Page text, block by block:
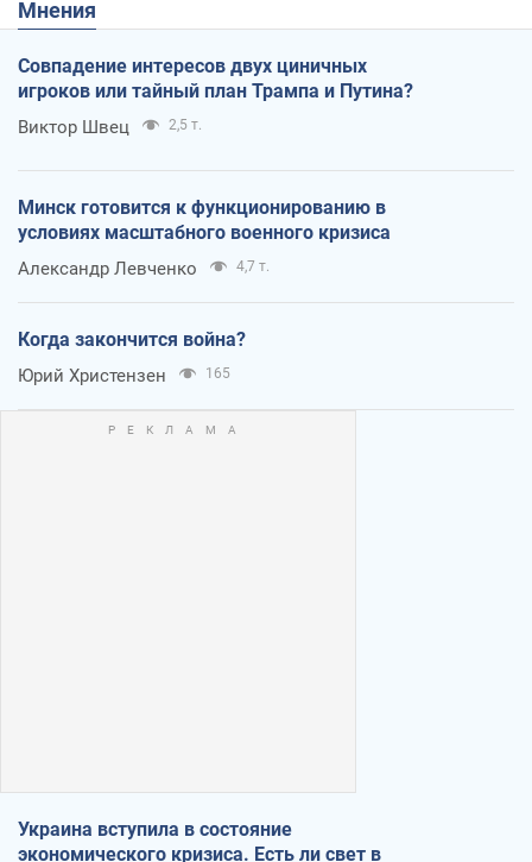
Мнения
Совпадение интересов двух циничных
игроков или тайный план Трампа и Путина?
Виктор Швец 2,5 т.
Минск готовится к функционированию в
условиях масштабного военного кризиса
Александр Левченко 4,7 т.
Когда закончится война?
Юрий Христензен 165
Украина вступила в состояние
экономического кризиса. Есть ли свет в